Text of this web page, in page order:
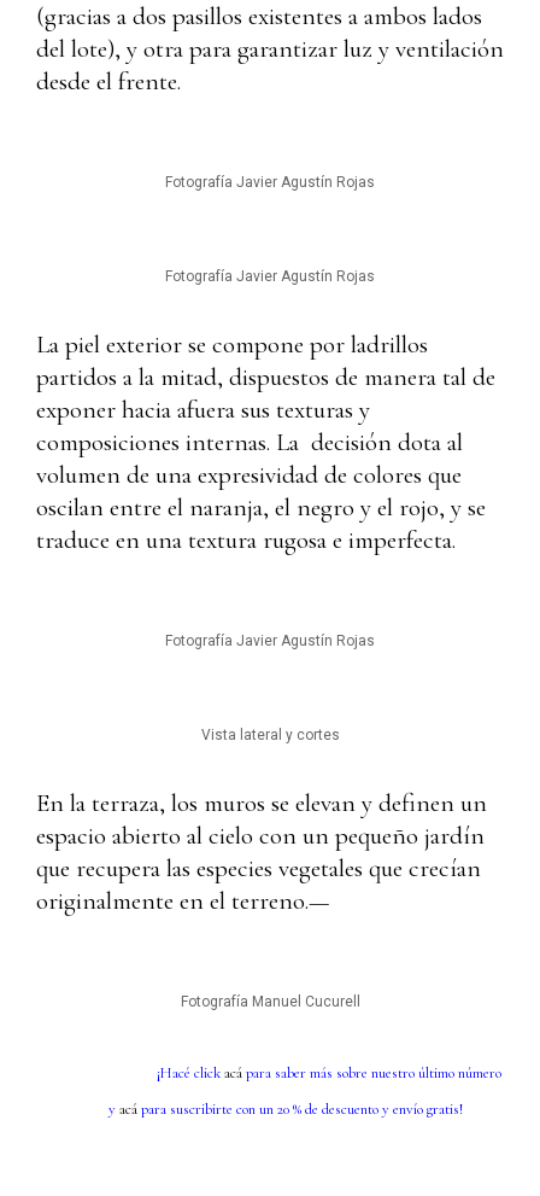
(gracias a dos pasillos existentes a ambos lados
del lote), y otra para garantizar luz y ventilación
desde el frente.
Fotografía Javier Agustín Rojas
Fotografía Javier Agustín Rojas
La piel exterior se compone por ladrillos
partidos a la mitad, dispuestos de manera tal de
exponer hacia afuera sus texturas y
composiciones internas. La decisión dota al
volumen de una expresividad de colores que
oscilan entre el naranja, el negro y el rojo, y se
traduce en una textura rugosa e imperfecta.
Fotografía Javier Agustín Rojas
Vista lateral y cortes
En la terraza, los muros se elevan y definen un
espacio abierto al cielo con un pequeño jardín
que recupera las especies vegetales que crecían
originalmente en el terreno.—
Fotografía Manuel Cucurell
¡Hacé clickacápara saber más sobre nuestro último número
yacápara suscribirte con un 20 % de descuento y envío gratis!